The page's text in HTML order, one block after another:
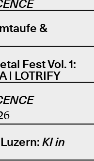
&
Fest Vol. 1:
| LOTRIFY
KI in